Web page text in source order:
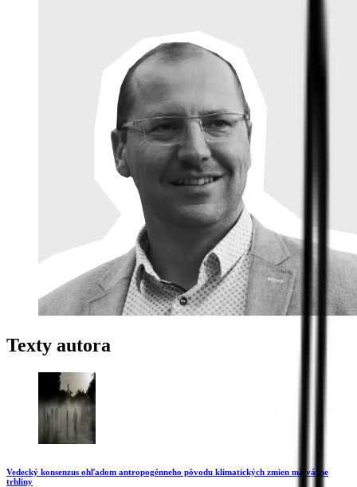
Texty autora
Vedecký konsenzus ohľadom antropogénneho pôvodu klimatických zmien má vážne
trhliny